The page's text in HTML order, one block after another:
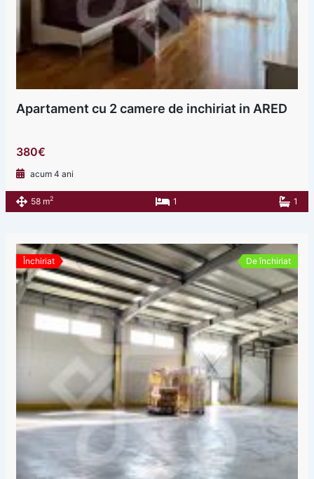
Apartament cu 2 camere de inchiriat in ARED
380€
acum 4 ani
58 m2 1 1
Închiriat De închiriat